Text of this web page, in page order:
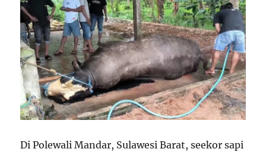
Di Polewali Mandar, Sulawesi Barat, seekor sapi